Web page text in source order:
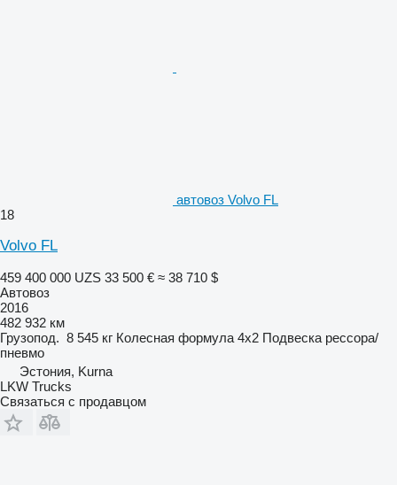
автовоз Volvo FL
18
Volvo FL
459 400 000 UZS 33 500 € ≈ 38 710 $
Автовоз
2016
482 932 км
Грузопод. 8 545 кг Колесная формула 4x2 Подвеска рессора/
пневмо
Эстония, Kurna
LKW Trucks
Связаться с продавцом